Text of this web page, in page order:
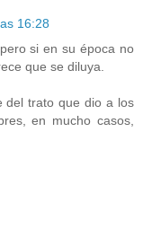
16:28
si en su época no
que se diluya.
del trato que dio a los
en mucho casos,